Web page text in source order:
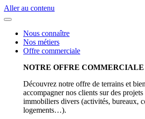
Aller au contenu
Nous connaître
Nos métiers
Offre commerciale
NOTRE OFFRE COMMERCIALE
Découvrez notre offre de terrains et
accompagner nos clients sur des
immobiliers divers (activités, bureaux,
logements…).